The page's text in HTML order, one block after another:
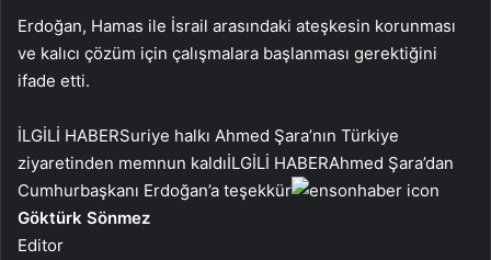
Erdoğan, Hamas ile İsrail arasındaki ateşkesin korunması
ve kalıcı çözüm için çalışmalara başlanması gerektiğini
ifade etti.
İLGİLİ HABERSuriye halkı Ahmed Şara’nın Türkiye
ziyaretinden memnun kaldıİLGİLİ HABERAhmed Şara’dan
Cumhurbaşkanı Erdoğan’a teşekkür
Göktürk Sönmez
Editor